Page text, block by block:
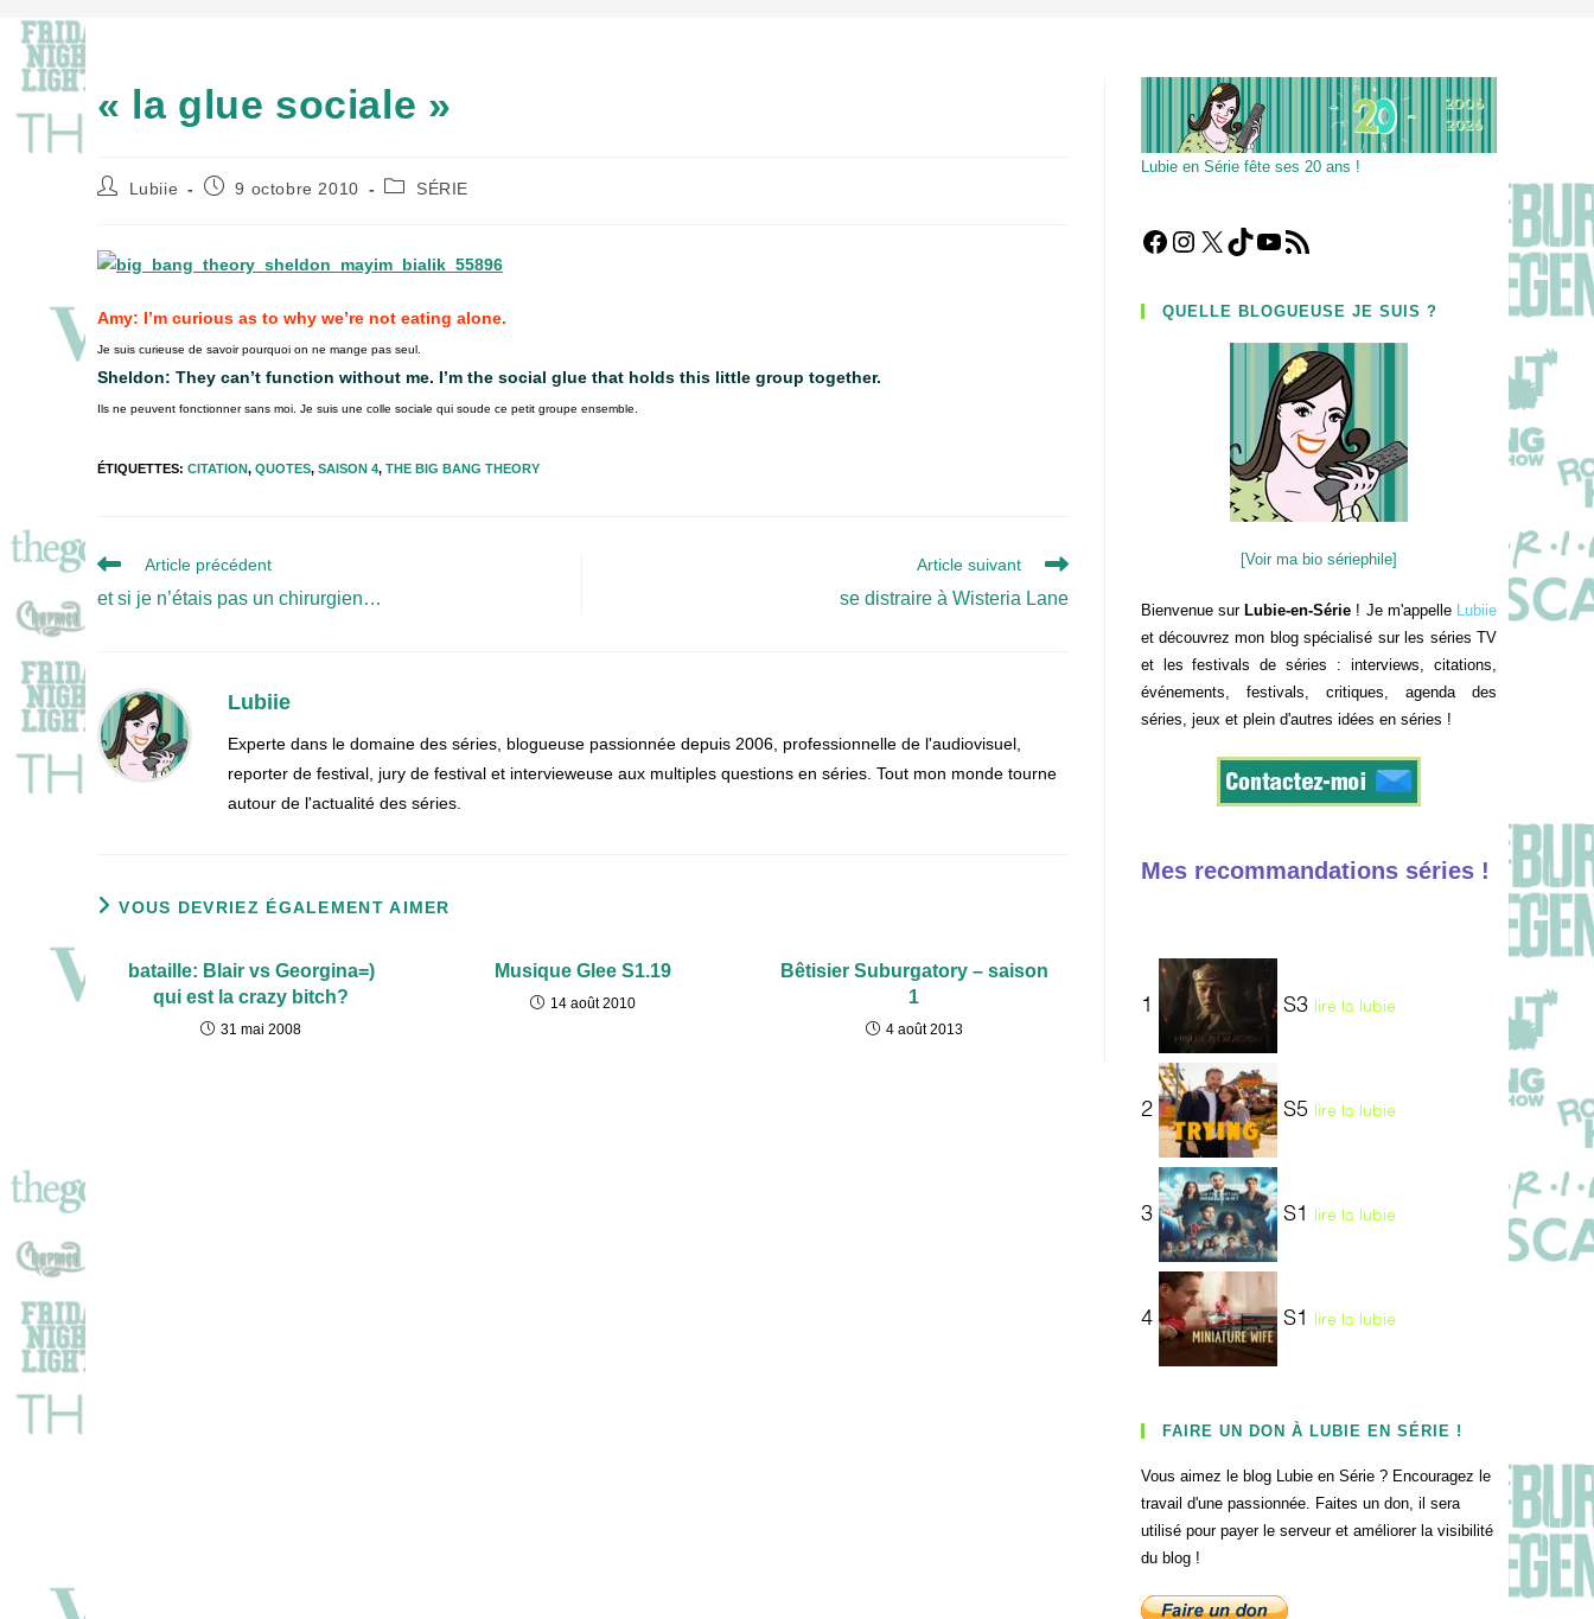
« la glue sociale »
Auteur/autrice
publication :
Lubiie
Publication
9 octobre 2010
PostSÉRIE
Amy: I’m curious as to why we’re not eating alone.
Je suis curieuse de savoir pourquoi on ne mange pas seul.
Sheldon: They can’t function without me. I’m the social glue that holds this little group together.
Ils ne peuvent fonctionner sans moi. Je suis une colle sociale qui soude ce petit groupe ensemble.
ÉTIQUETTES: CITATION, QUOTES, SAISON 4, THE BIG BANG THEORY
Read
articles
Article précédent
et si je n’étais pas un chirurgien…
Article suivant
se distraire à Wisteria Lane
Lubiie
Experte dans le domaine des séries, blogueuse passionnée depuis 2006, professionnelle de l'audiovisuel,
reporter de festival, jury de festival et intervieweuse aux multiples questions en séries. Tout mon monde tourne
autour de l'actualité des séries.
VOUS DEVRIEZ ÉGALEMENT AIMER
bataille: Blair vs Georgina=)
qui est la crazy bitch?
31 mai 2008
Musique Glee S1.19
14 août 2010
Bêtisier Suburgatory – saison
1
4 août 2013
Lubie en Série fête ses 20 ans !
Facebook
Instagram
X TikTokYouTube
Flux RSS
QUELLE BLOGUEUSE JE SUIS ?
[Voir ma bio sériephile]
Bienvenue sur Lubie-en-Série ! Je m'appelle Lubiie
et découvrez mon blog spécialisé sur les séries TV
et les festivals de séries : interviews, citations,
événements, festivals, critiques, agenda des
séries, jeux et plein d'autres idées en séries !
Mes recommandations séries !
1 S3 lire la lubie
2 S5 lire la lubie
3 S1 lire la lubie
4 S1 lire la lubie
FAIRE UN DON À LUBIE EN SÉRIE !
Vous aimez le blog Lubie en Série ? Encouragez le
travail d'une passionnée. Faites un don, il sera
utilisé pour payer le serveur et améliorer la visibilité
du blog !